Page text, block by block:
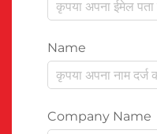
Name
Company Name